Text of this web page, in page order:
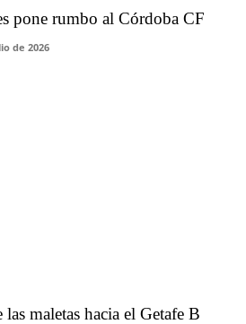
pone rumbo al Córdoba CF
de 2026
maletas hacia el Getafe B